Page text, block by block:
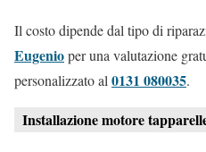
Il costo dipende dal tipo di
Eugenioper una valutazione
personalizzato al 0131 080035.
Installazione motore